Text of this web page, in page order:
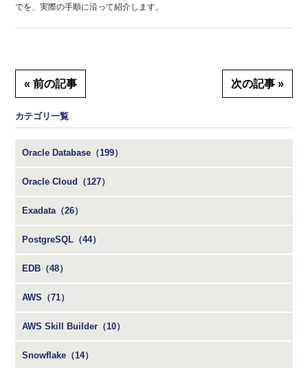
でを、実際の手順に沿って紹介します。
« 前の記事 次の記事 »
カテゴリ一覧
Oracle Database（199）
Oracle Cloud（127）
Exadata（26）
PostgreSQL（44）
EDB（48）
AWS（71）
AWS Skill Builder（10）
Snowflake（14）